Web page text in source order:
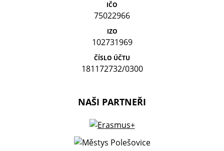
IČO
75022966
IZO
102731969
ČÍSLO ÚČTU
181172732/0300
NAŠI PARTNEŘI